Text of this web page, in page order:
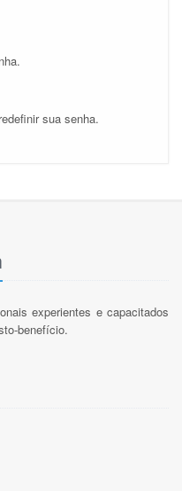
sua senha.
experientes e capacitados
benefício.